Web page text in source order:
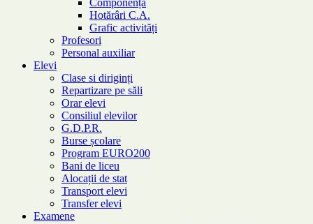
Componență
Hotărâri C.A.
Grafic activități
Profesori
Personal auxiliar
Elevi
Clase si diriginți
Repartizare pe săli
Orar elevi
Consiliul elevilor
G.D.P.R.
Burse școlare
Program EURO200
Bani de liceu
Alocații de stat
Transport elevi
Transfer elevi
Examene